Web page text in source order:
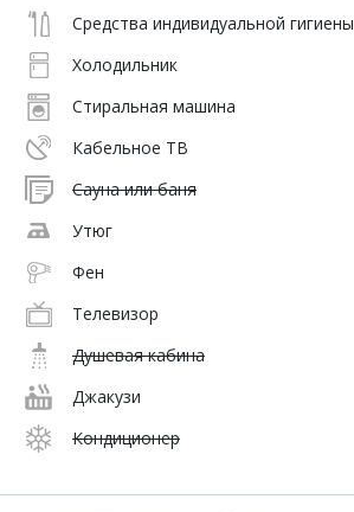
Средства индивидуальной гигиены
Холодильник
Стиральная машина
Кабельное ТВ
Сауна или баня
Утюг
Фен
Телевизор
Душевая кабина
Джакузи
Кондиционер